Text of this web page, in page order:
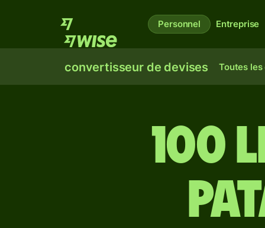
Personnel Entreprise
convertisseur de devises Toutes les
100